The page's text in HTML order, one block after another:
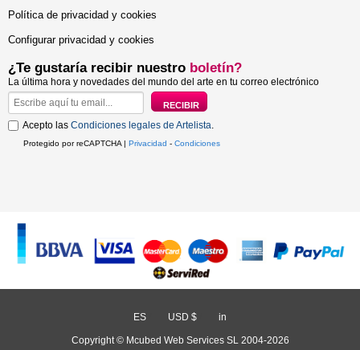
Política de privacidad y cookies
Configurar privacidad y cookies
¿Te gustaría recibir nuestro boletín?
La última hora y novedades del mundo del arte en tu correo electrónico
Acepto las Condiciones legales de Artelista.
Protegido por reCAPTCHA | Privacidad - Condiciones
ES USD $ in
Copyright © Mcubed Web Services SL 2004-2026